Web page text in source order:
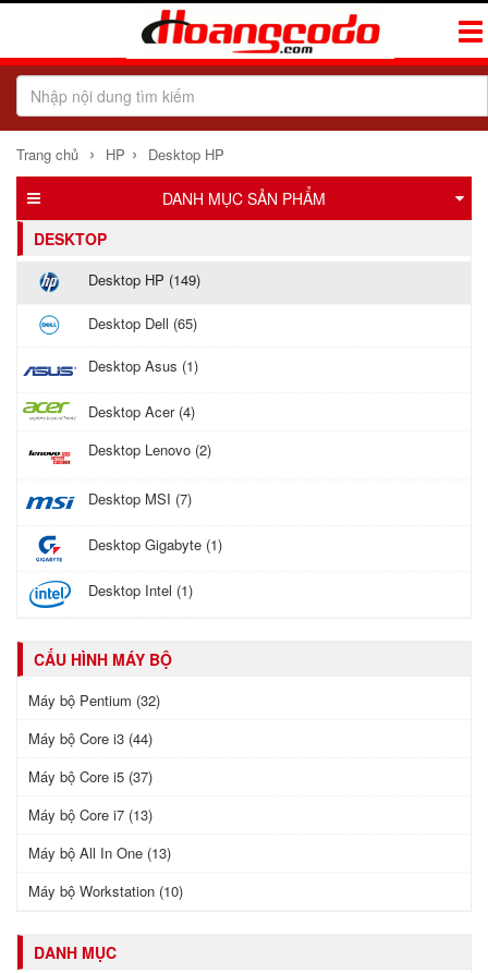
Trang chủ › HP › Desktop HP
DANH MỤC SẢN PHẨM
DESKTOP
Desktop HP (149)
Desktop Dell (65)
Desktop Asus (1)
Desktop Acer (4)
Desktop Lenovo (2)
Desktop MSI (7)
Desktop Gigabyte (1)
Desktop Intel (1)
CẤU HÌNH MÁY BỘ
Máy bộ Pentium (32)
Máy bộ Core i3 (44)
Máy bộ Core i5 (37)
Máy bộ Core i7 (13)
Máy bộ All In One (13)
Máy bộ Workstation (10)
DANH MỤC